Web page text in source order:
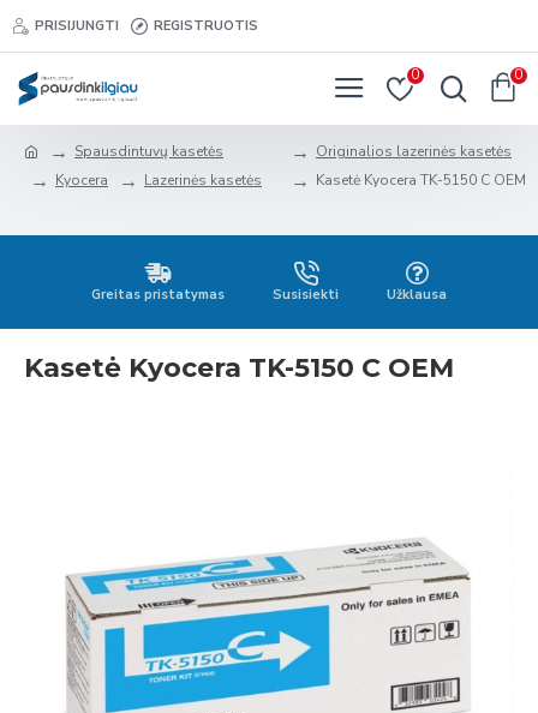
PRISIJUNGTI REGISTRUOTIS
0 0
Spausdintuvų kasetės
Kyocera
Lazerinės kasetės
Originalios lazerinės kasetės
Kasetė Kyocera TK-5150 C OEM
Greitas pristatymas Susisiekti Užklausa
Kasetė Kyocera TK-5150 C OEM